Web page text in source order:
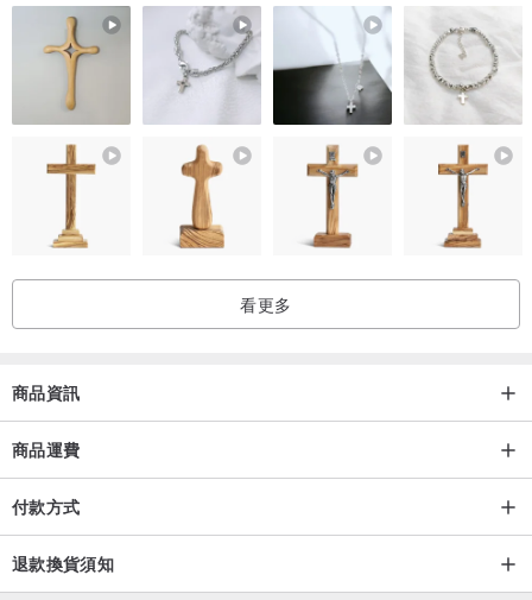
2.若無布尺拿線繞手腕一圈，拉直後測量長度就可知道手圍。
3.請慎量手圍尺寸，若因自己誤量導致尺寸不合，須自付換貨來回運
│保養方式Care & Cleaning│
1.配戴飾品時避免直接接觸香水、頭髮造型品、防曬乳、乳液等。
2.14K包金飾品會因汗水、環境因素、氧化，配戴時間，使用方式的
4.飾品未配戴時請收納於密封夾鏈袋內，以防止暴露於陽光及空氣
中，長期接觸容易加速氧化，可延長飾品壽命。
5.若有髒污，可使用眼鏡布或較柔軟的布稍微擦拭。
看更多
商品資訊
商品運費
付款方式
退款換貨須知